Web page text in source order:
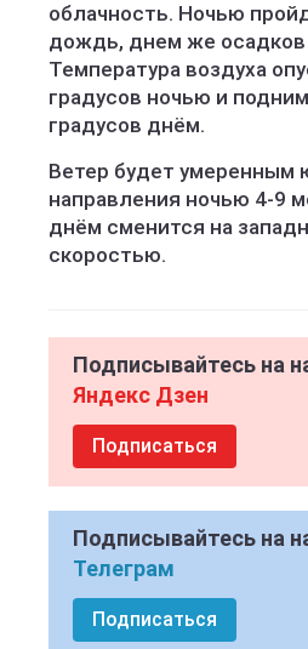
облачность. Ночью
дождь, днем же осадков
Температура воздуха
градусов ночью и
градусов днём.
Ветер будет умеренным
направления ночью 4-9
днём сменится на
скоростью.
Подписывайтесь на
Яндекс Дзен
Подписаться
Подписывайтесь на
Телеграм
Подписаться